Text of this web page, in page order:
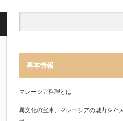
基本情報
マレーシア料理とは
異文化の宝庫、マレーシアの魅力を7